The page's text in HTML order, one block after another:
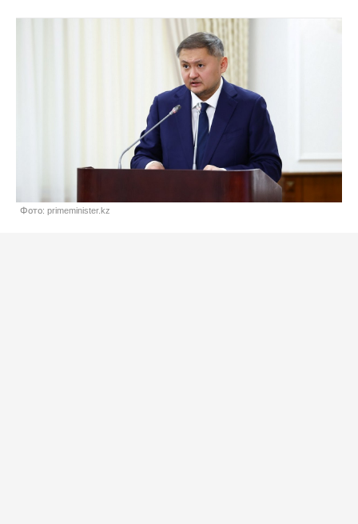
Фото: primeminister.kz